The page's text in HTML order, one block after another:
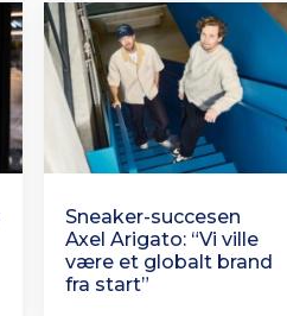
Sneaker-succesen
Axel Arigato: “Vi ville
være et globalt brand
fra start”